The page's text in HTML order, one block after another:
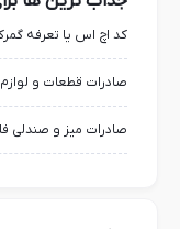
کد اچ اس یا تعرفه
صادرات قطعات و
صادرات میز و